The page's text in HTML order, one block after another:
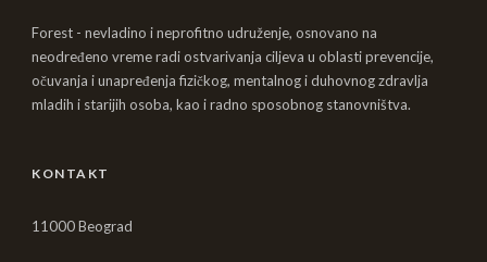
Forest - nevladino i neprofitno udruženje, osnovano na
neodređeno vreme radi ostvarivanja ciljeva u oblasti prevencije,
očuvanja i unapređenja fizičkog, mentalnog i duhovnog zdravlja
mladih i starijih osoba, kao i radno sposobnog stanovništva.
KONTAKT
11000 Beograd